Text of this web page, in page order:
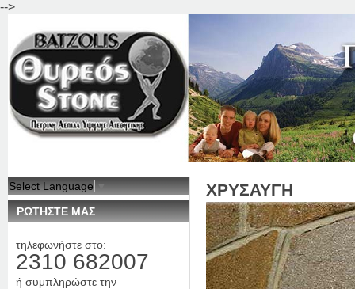
-->
ΧΡΥΣΑΥΓΗ
Select Language▼
ΡΩΤΗΣΤΕ ΜΑΣ
τηλεφωνήστε στο:
2310 682007
ή συμπληρώστε την